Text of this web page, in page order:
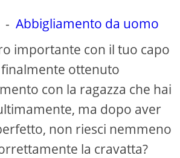
-Abbigliamento da uomo
importante con il tuo capo
ottenuto
con la ragazza che hai
ma dopo aver
non riesci nemmeno
la cravatta?